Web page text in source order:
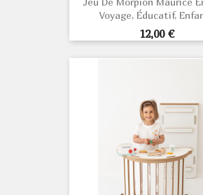
Voyage, Éducatif,
Prix
12,00 €